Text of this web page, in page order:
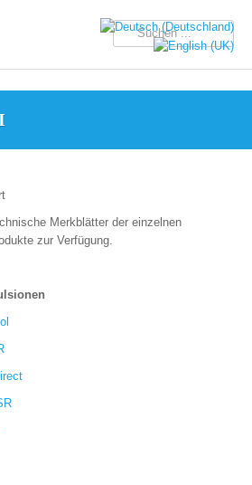
Merkblätter der einzelnen
zur Verfügung.